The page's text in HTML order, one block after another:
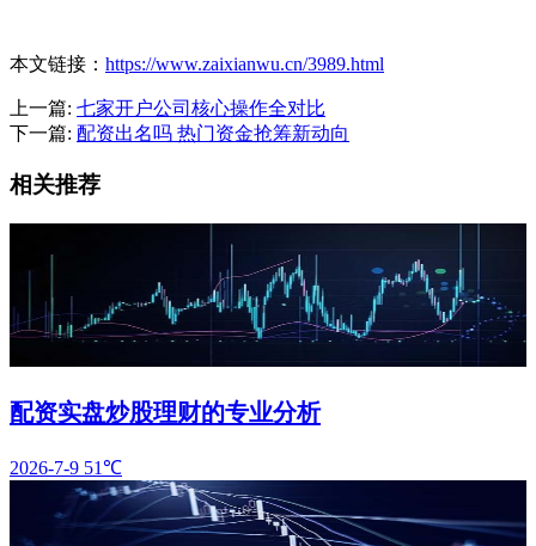
本文链接： https://www.zaixianwu.cn/3989.html
上一篇: 七家开户公司核心操作全对比
下一篇: 配资出名吗 热门资金抢筹新动向
相关推荐
配资实盘炒股理财的专业分析
2026-7-9 51℃